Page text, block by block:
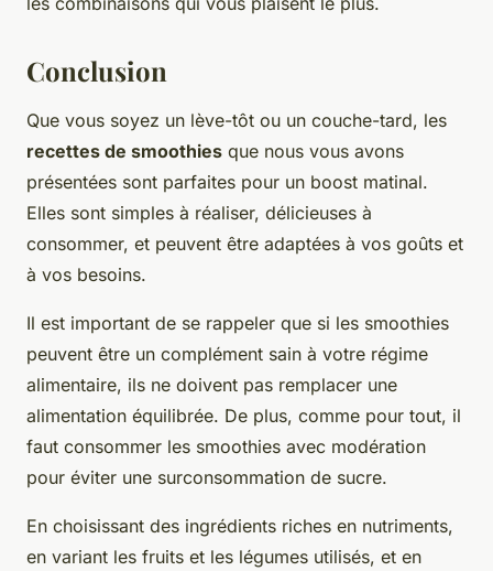
Conclusion
Que vous soyez un lève-tôt ou un couche-tard, les
recettes de smoothies que nous vous avons
présentées sont parfaites pour un boost matinal.
Elles sont simples à réaliser, délicieuses à
consommer, et peuvent être adaptées à vos goûts et
à vos besoins.
Il est important de se rappeler que si les smoothies
peuvent être un complément sain à votre régime
alimentaire, ils ne doivent pas remplacer une
alimentation équilibrée. De plus, comme pour tout, il
faut consommer les smoothies avec modération
pour éviter une surconsommation de sucre.
En choisissant des ingrédients riches en nutriments,
en variant les fruits et les légumes utilisés, et en